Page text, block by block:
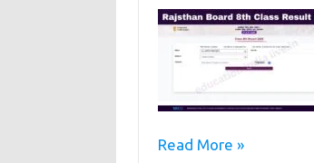
Read More »